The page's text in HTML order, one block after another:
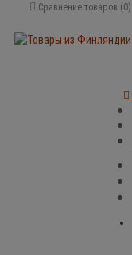
Сравнение товаров (0)